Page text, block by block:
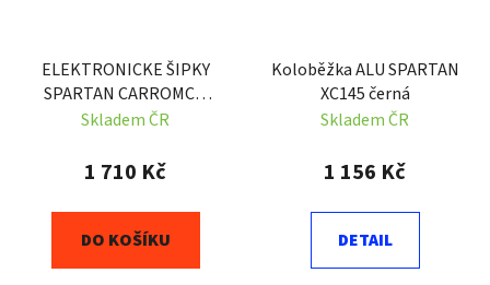
ELEKTRONICKE ŠIPKY
SPARTAN CARROMCO
STRIKER 401
Skladem ČR
1 710 Kč
DO KOŠÍKU
Koloběžka ALU SPARTAN
XC145 černá
Skladem ČR
1 156 Kč
DETAIL